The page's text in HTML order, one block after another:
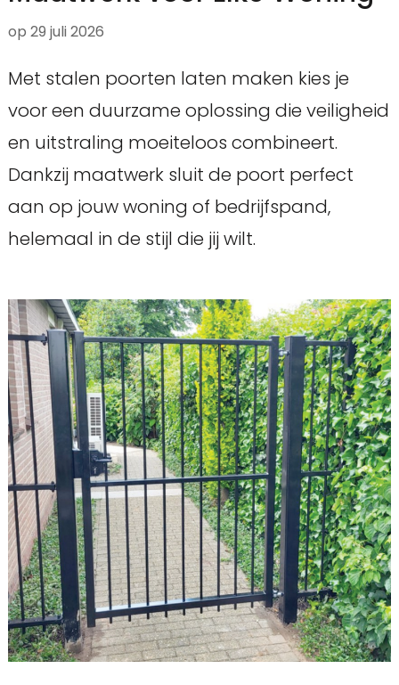
op 29 juli 2026
Met stalen poorten laten maken kies je
voor een duurzame oplossing die veiligheid
en uitstraling moeiteloos combineert.
Dankzij maatwerk sluit de poort perfect
aan op jouw woning of bedrijfspand,
helemaal in de stijl die jij wilt.